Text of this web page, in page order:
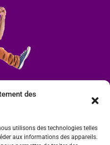
des
utilisons des technologies telles
aux informations des appareils.